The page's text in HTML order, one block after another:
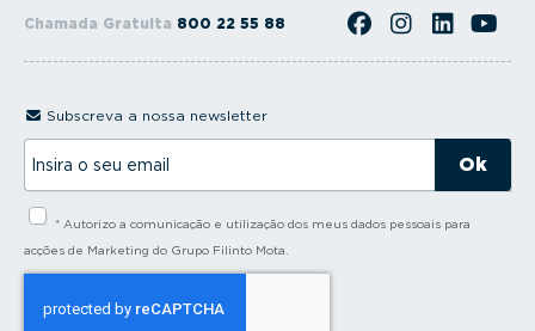
Chamada Gratuita 800 22 55 88
Subscreva a nossa newsletter
s
* Autorizo a comunicação e utilização dos meus dados pessoais para
acções de Marketing do Grupo Filinto Mota.